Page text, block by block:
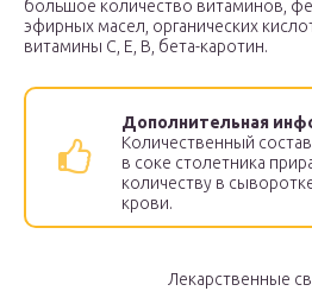
большое количество витаминов,
эфирных масел, органических
витамины С, Е, В, бета-каротин.
Дополнительная
Количественный
в соке столетника
количеству в
крови.
Лекарственные